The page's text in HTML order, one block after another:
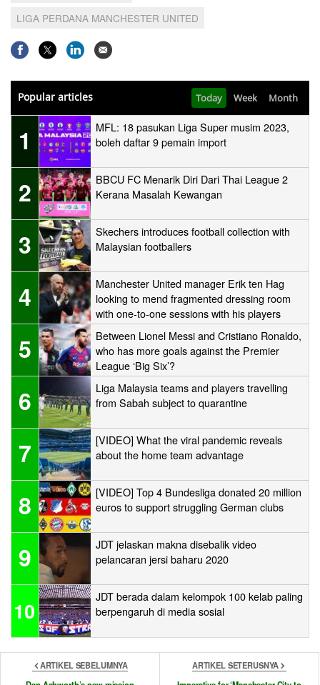
LIGA PERDANA MANCHESTER UNITED
Popular articles Today Week Month
1
MFL: 18 pasukan Liga Super musim 2023,
boleh daftar 9 pemain import
2
BBCU FC Menarik Diri Dari Thai League 2
Kerana Masalah Kewangan
3
Skechers introduces football collection with
Malaysian footballers
4
Manchester United manager Erik ten Hag
looking to mend fragmented dressing room
with one-to-one sessions with his players
5
Between Lionel Messi and Cristiano Ronaldo,
who has more goals against the Premier
League ‘Big Six’?
6
Liga Malaysia teams and players travelling
from Sabah subject to quarantine
7
[VIDEO] What the viral pandemic reveals
about the home team advantage
8
[VIDEO] Top 4 Bundesliga donated 20 million
euros to support struggling German clubs
9
JDT jelaskan makna disebalik video
pelancaran jersi baharu 2020
10
JDT berada dalam kelompok 100 kelab paling
berpengaruh di media sosial
ARTIKEL SEBELUMNYA
ARTIKEL SETERUSNYA